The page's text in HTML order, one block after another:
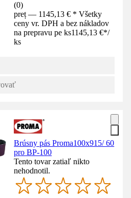
(0)
preț — 1145,13 € * Všetky
ceny vr. DPH a bez nákladov
na prepravu pe ks1145,13 €*/
ks
Brúsny pás Proma100x915/ 60
pro BP-100
Tento tovar zatiaľ nikto
nehodnotil.